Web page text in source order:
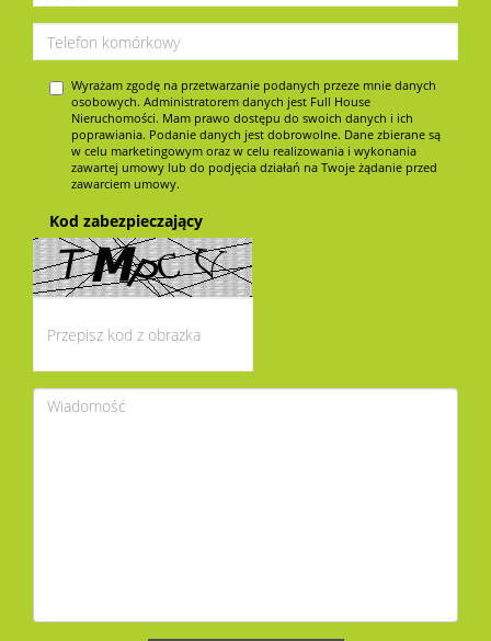
Wyrażam zgodę na przetwarzanie podanych przeze mnie danych
osobowych. Administratorem danych jest Full House
Nieruchomości. Mam prawo dostępu do swoich danych i ich
poprawiania. Podanie danych jest dobrowolne. Dane zbierane są
w celu marketingowym oraz w celu realizowania i wykonania
zawartej umowy lub do podjęcia działań na Twoje żądanie przed
zawarciem umowy.
Kod zabezpieczający